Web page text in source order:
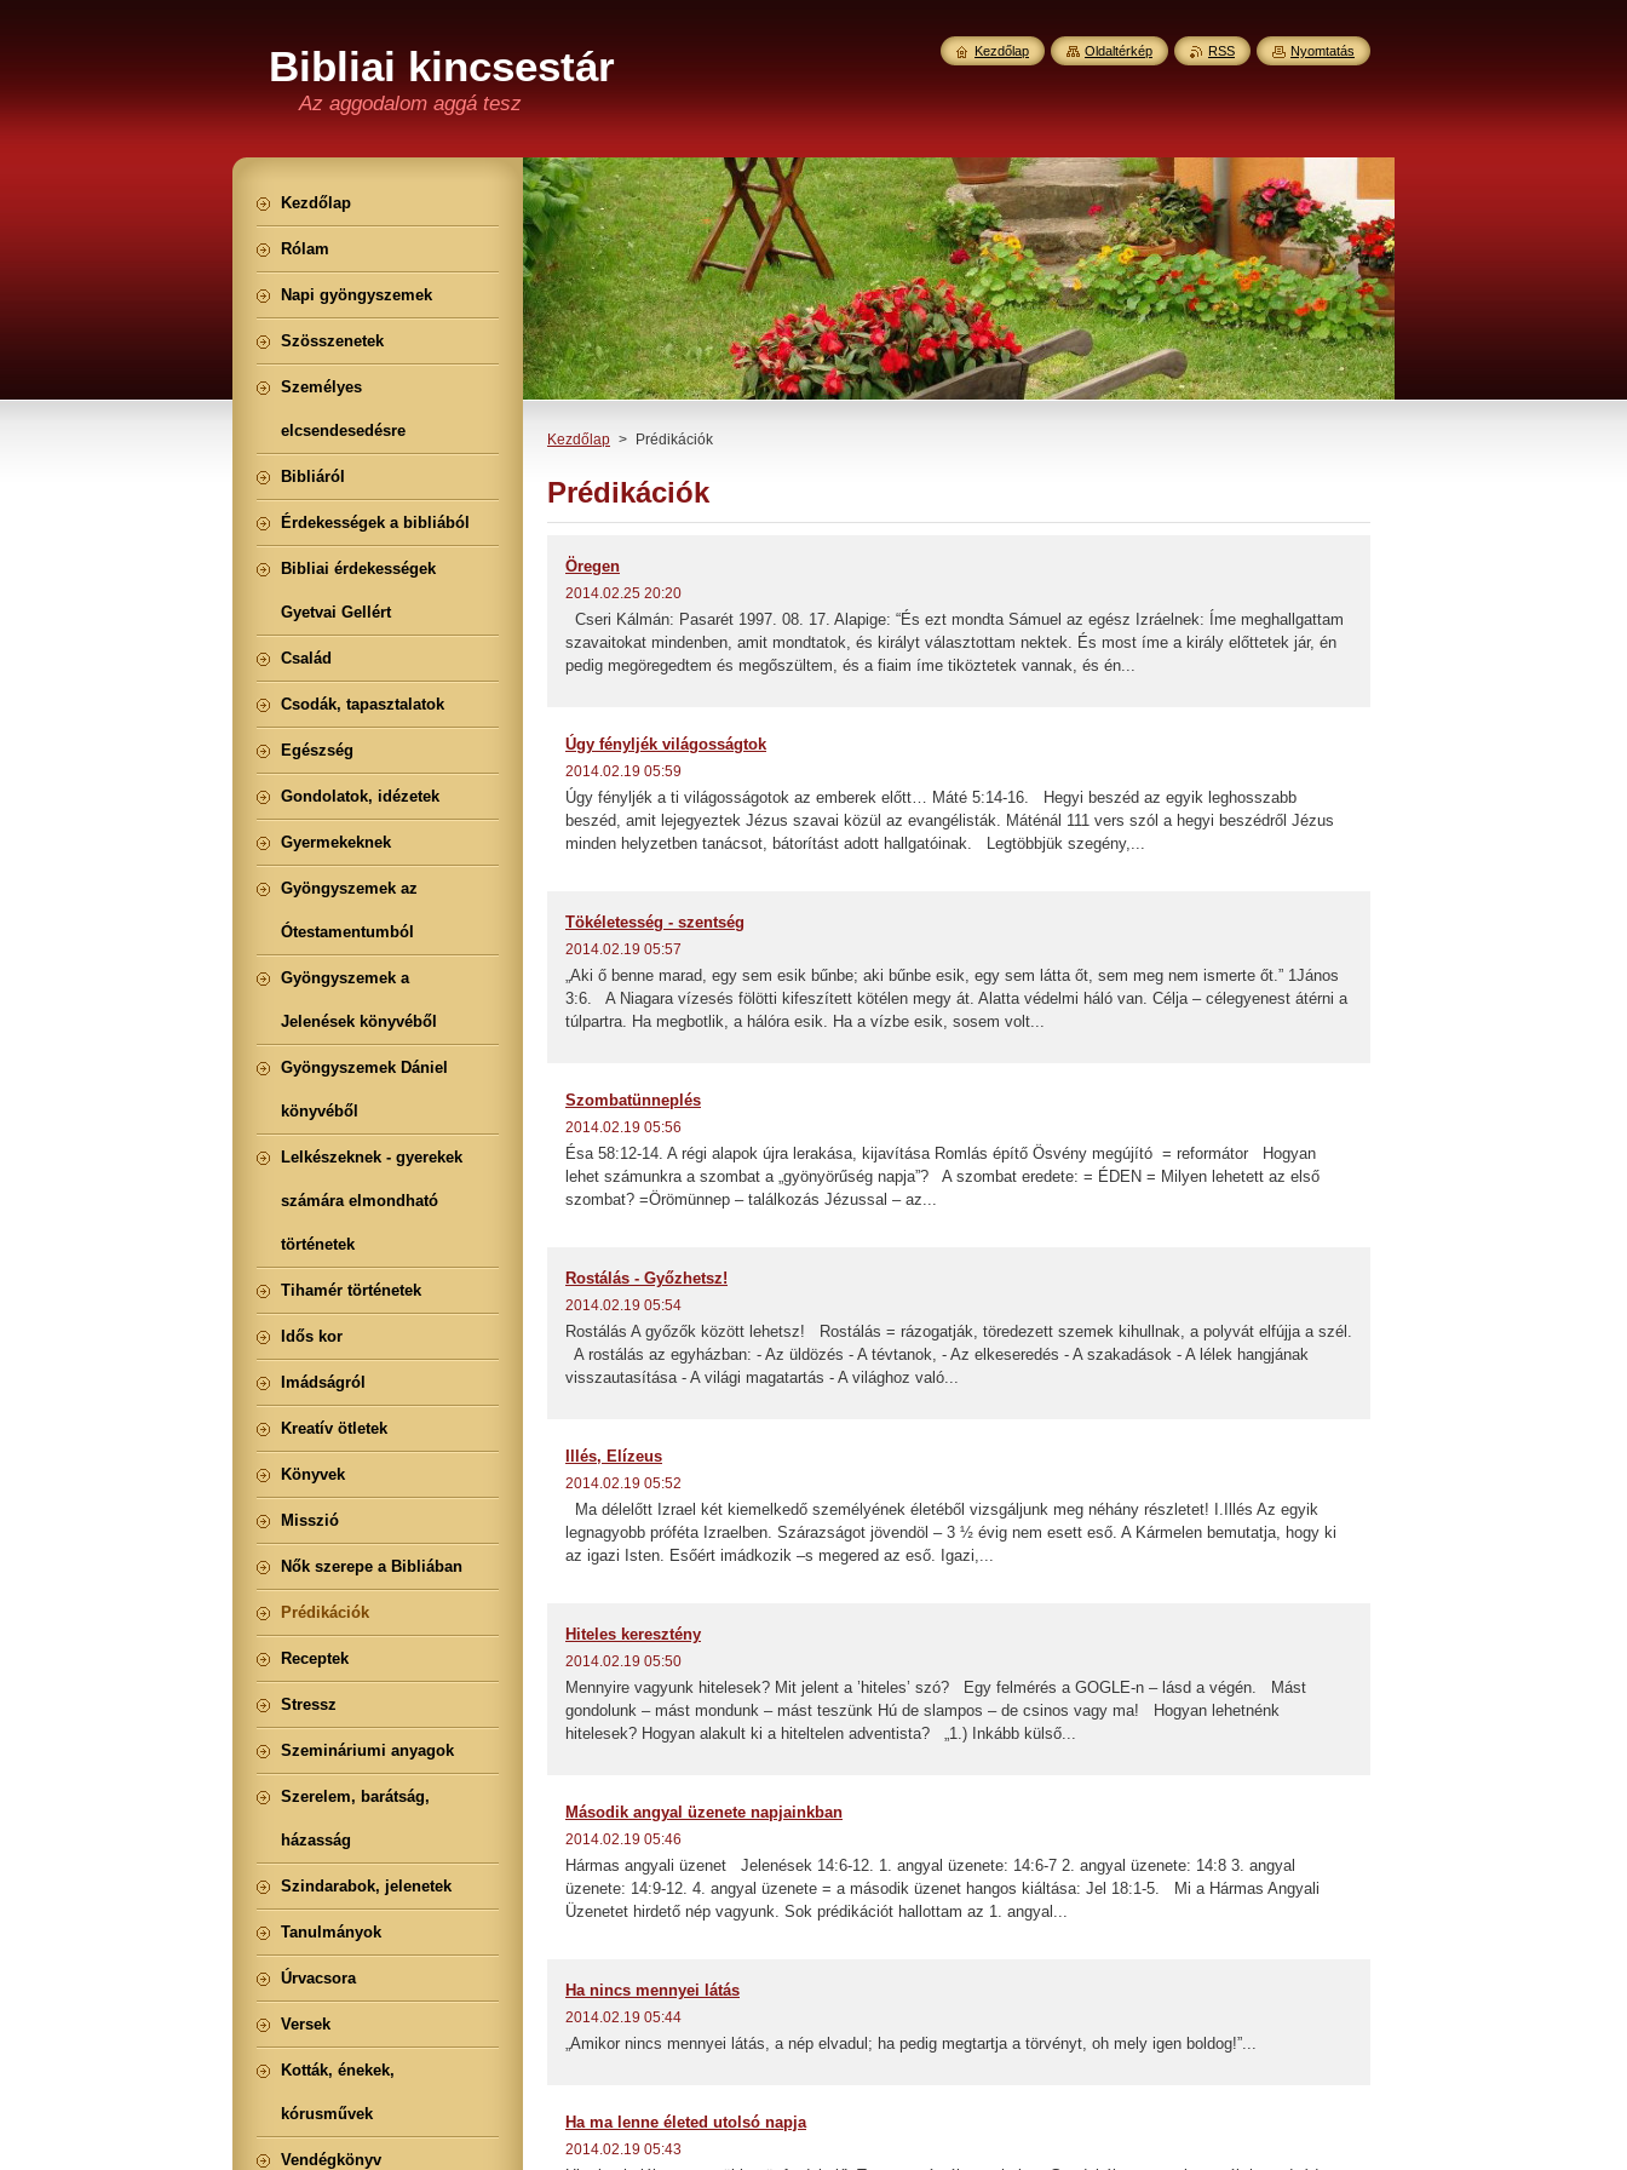
Bibliai kincsestár
Az aggodalom aggá tesz
Kezdőlap > Prédikációk
Prédikációk
Öregen
2014.02.25 20:20
Cseri Kálmán: Pasarét 1997. 08. 17. Alapige: “És ezt mondta Sámuel az egész Izráelnek: Íme meghallgattam
szavaitokat mindenben, amit mondtatok, és királyt választottam nektek. És most íme a király előttetek jár, én
pedig megöregedtem és megőszültem, és a fiaim íme tiköztetek vannak, és én...
Úgy fényljék világosságtok
2014.02.19 05:59
Úgy fényljék a ti világosságotok az emberek előtt… Máté 5:14-16. Hegyi beszéd az egyik leghosszabb
beszéd, amit lejegyeztek Jézus szavai közül az evangélisták. Máténál 111 vers szól a hegyi beszédről Jézus
minden helyzetben tanácsot, bátorítást adott hallgatóinak. Legtöbbjük szegény,...
Tökéletesség - szentség
2014.02.19 05:57
„Aki ő benne marad, egy sem esik bűnbe; aki bűnbe esik, egy sem látta őt, sem meg nem ismerte őt.” 1János
3:6. A Niagara vízesés fölötti kifeszített kötélen megy át. Alatta védelmi háló van. Célja – célegyenest átérni a
túlpartra. Ha megbotlik, a hálóra esik. Ha a vízbe esik, sosem volt...
Szombatünneplés
2014.02.19 05:56
Ésa 58:12-14. A régi alapok újra lerakása, kijavítása Romlás építő Ösvény megújító = reformátor Hogyan
lehet számunkra a szombat a „gyönyörűség napja”? A szombat eredete: = ÉDEN = Milyen lehetett az első
szombat? =Örömünnep – találkozás Jézussal – az...
Rostálás - Győzhetsz!
2014.02.19 05:54
Rostálás A győzők között lehetsz! Rostálás = rázogatják, töredezett szemek kihullnak, a polyvát elfújja a szél.
A rostálás az egyházban: - Az üldözés - A tévtanok, - Az elkeseredés - A szakadások - A lélek hangjának
visszautasítása - A világi magatartás - A világhoz való...
Illés, Elízeus
2014.02.19 05:52
Ma délelőtt Izrael két kiemelkedő személyének életéből vizsgáljunk meg néhány részletet! I.Illés Az egyik
legnagyobb próféta Izraelben. Szárazságot jövendöl – 3 ½ évig nem esett eső. A Kármelen bemutatja, hogy ki
az igazi Isten. Esőért imádkozik –s megered az eső. Igazi,...
Hiteles keresztény
2014.02.19 05:50
Mennyire vagyunk hitelesek? Mit jelent a ’hiteles’ szó? Egy felmérés a GOGLE-n – lásd a végén. Mást
gondolunk – mást mondunk – mást teszünk Hú de slampos – de csinos vagy ma! Hogyan lehetnénk
hitelesek? Hogyan alakult ki a hiteltelen adventista? „1.) Inkább külső...
Második angyal üzenete napjainkban
2014.02.19 05:46
Hármas angyali üzenet Jelenések 14:6-12. 1. angyal üzenete: 14:6-7 2. angyal üzenete: 14:8 3. angyal
üzenete: 14:9-12. 4. angyal üzenete = a második üzenet hangos kiáltása: Jel 18:1-5. Mi a Hármas Angyali
Üzenetet hirdető nép vagyunk. Sok prédikációt hallottam az 1. angyal...
Ha nincs mennyei látás
2014.02.19 05:44
„Amikor nincs mennyei látás, a nép elvadul; ha pedig megtartja a törvényt, oh mely igen boldog!”...
Ha ma lenne életed utolsó napja
2014.02.19 05:43
Kezdőlap
Rólam
Napi gyöngyszemek
Szösszenetek
Személyes
elcsendesedésre
Bibliáról
Érdekességek a bibliából
Bibliai érdekességek
Gyetvai Gellért
Család
Csodák, tapasztalatok
Egészség
Gondolatok, idézetek
Gyermekeknek
Gyöngyszemek az
Ótestamentumból
Gyöngyszemek a
Jelenések könyvéből
Gyöngyszemek Dániel
könyvéből
Lelkészeknek - gyerekek
számára elmondható
történetek
Tihamér történetek
Idős kor
Imádságról
Kreatív ötletek
Könyvek
Misszió
Nők szerepe a Bibliában
Prédikációk
Receptek
Stressz
Szemináriumi anyagok
Szerelem, barátság,
házasság
Szindarabok, jelenetek
Tanulmányok
Úrvacsora
Versek
Kották, énekek,
kórusművek
Vendégkönyv
Kezdőlap Oldaltérkép RSS Nyomtatás